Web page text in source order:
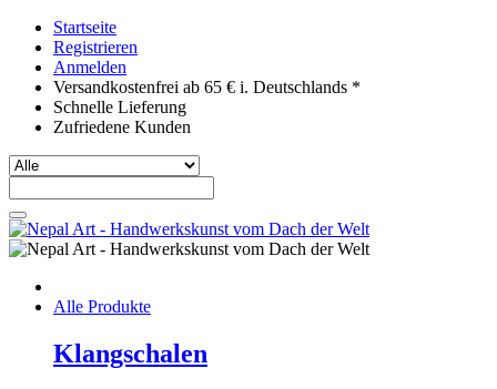
Startseite
Registrieren
Anmelden
Versandkostenfrei ab 65 € i. Deutschlands *
Schnelle Lieferung
Zufriedene Kunden
Alle Produkte
Klangschalen